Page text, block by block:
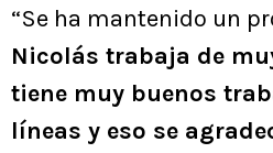
“Se ha mantenido un
Nicolás trabaja de
tiene muy buenos
líneas y eso se